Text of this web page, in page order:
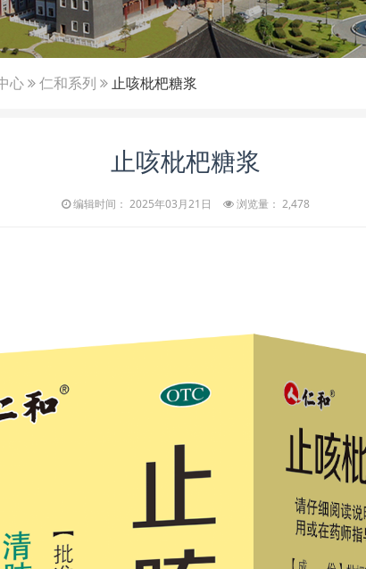
心 仁和系列 止咳枇杷糖浆
止咳枇杷糖浆
编辑时间： 2025年03月21日 浏览量： 2,478